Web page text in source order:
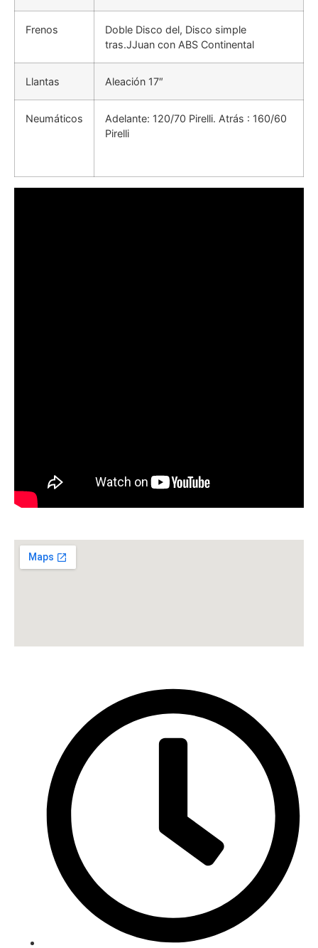
Frenos
Doble Disco del, Disco simple
tras.JJuan con ABS Continental
Llantas Aleación 17″
Neumáticos
Adelante: 120/70 Pirelli. Atrás : 160/60
Pirelli